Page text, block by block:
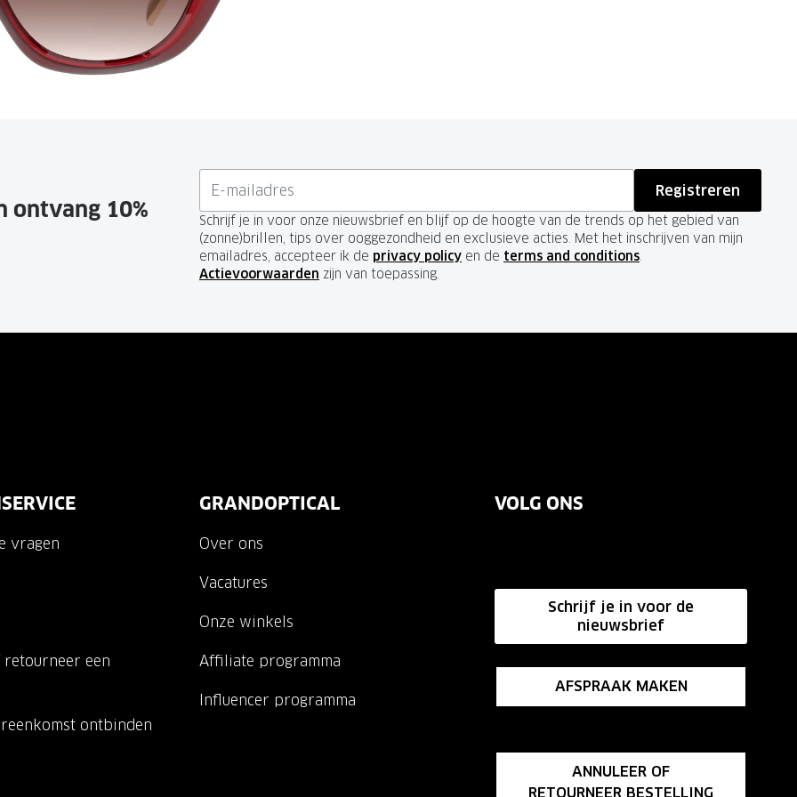
GrandOptical Zicht Plan
ontvang 10%
Registreren
Schrijf je in voor onze nieuwsbrief en blijf op de hoogte van de trends op het gebied van
(zonne)brillen, tips over ooggezondheid en exclusieve acties. Met het inschrijven van mijn
emailadres, accepteer ik de privacy policy en de terms and conditions.
Actievoorwaarden zijn van toepassing.
vragen
een
ontbinden
GRANDOPTICAL
Over ons
Vacatures
Onze winkels
Affiliate programma
Influencer programma
VOLG ONS
Schrijf je in voor de
nieuwsbrief
AFSPRAAK MAKEN
ANNULEER OF
RETOURNEER BESTELLING